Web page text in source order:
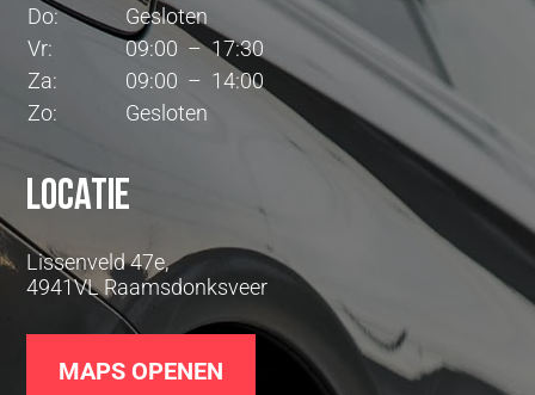
Do:
Gesloten
Vr:
09:00 – 17:30
Za:
09:00 – 14:00
Zo:
Gesloten
Locatie
Lissenveld 47e,
4941VL Raamsdonksveer
MAPS OPENEN